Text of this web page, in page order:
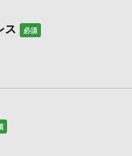
ス 必須